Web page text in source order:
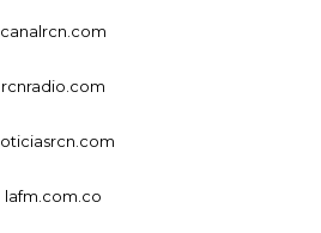
canalrcn.com
rcnradio.com
lafm.com.co